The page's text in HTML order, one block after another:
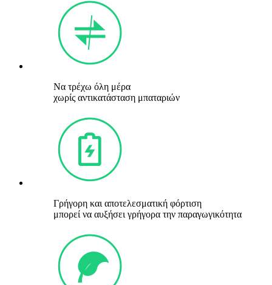
Να τρέχω όλη μέρα
χωρίς αντικατάσταση μπαταριών
Γρήγορη και αποτελεσματική φόρτιση
μπορεί να αυξήσει γρήγορα την παραγωγικότητα